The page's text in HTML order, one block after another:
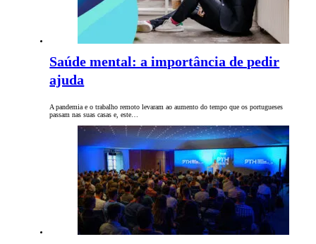
Saúde mental: a importância de pedir
ajuda
A pandemia e o trabalho remoto levaram ao aumento do tempo que os portugueses
passam nas suas casas e, este…